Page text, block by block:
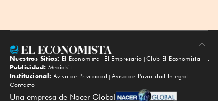
Subir
Nuestros Sitios: El Economista El Empresario
Club El Economista
Publicidad: Mediakit
Institucional: Aviso de Privacidad
Aviso de Privacidad Integral
Contacto
Una empresa de Nacer Global